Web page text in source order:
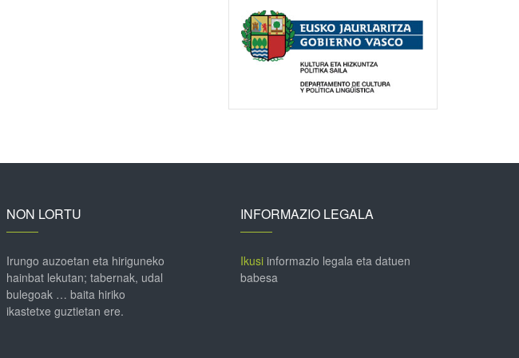
NON LORTU
Irungo auzoetan eta hiriguneko
hainbat lekutan; tabernak, udal
bulegoak … baita hiriko
ikastetxe guztietan ere.
INFORMAZIO LEGALA
Ikusiinformazio legala eta datuen
babesa